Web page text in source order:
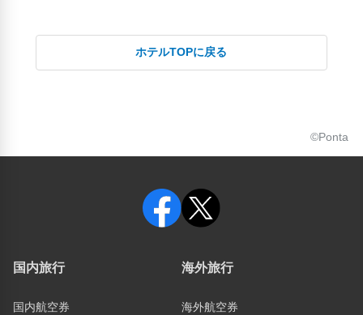
ホテルTOPに戻る
©Ponta
国内旅行
国内航空券
海外旅行
海外航空券